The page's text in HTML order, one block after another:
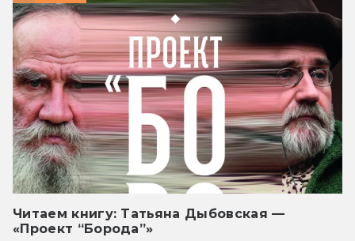
Читаем книгу: Татьяна Дыбовская —
«Проект “Борода”»